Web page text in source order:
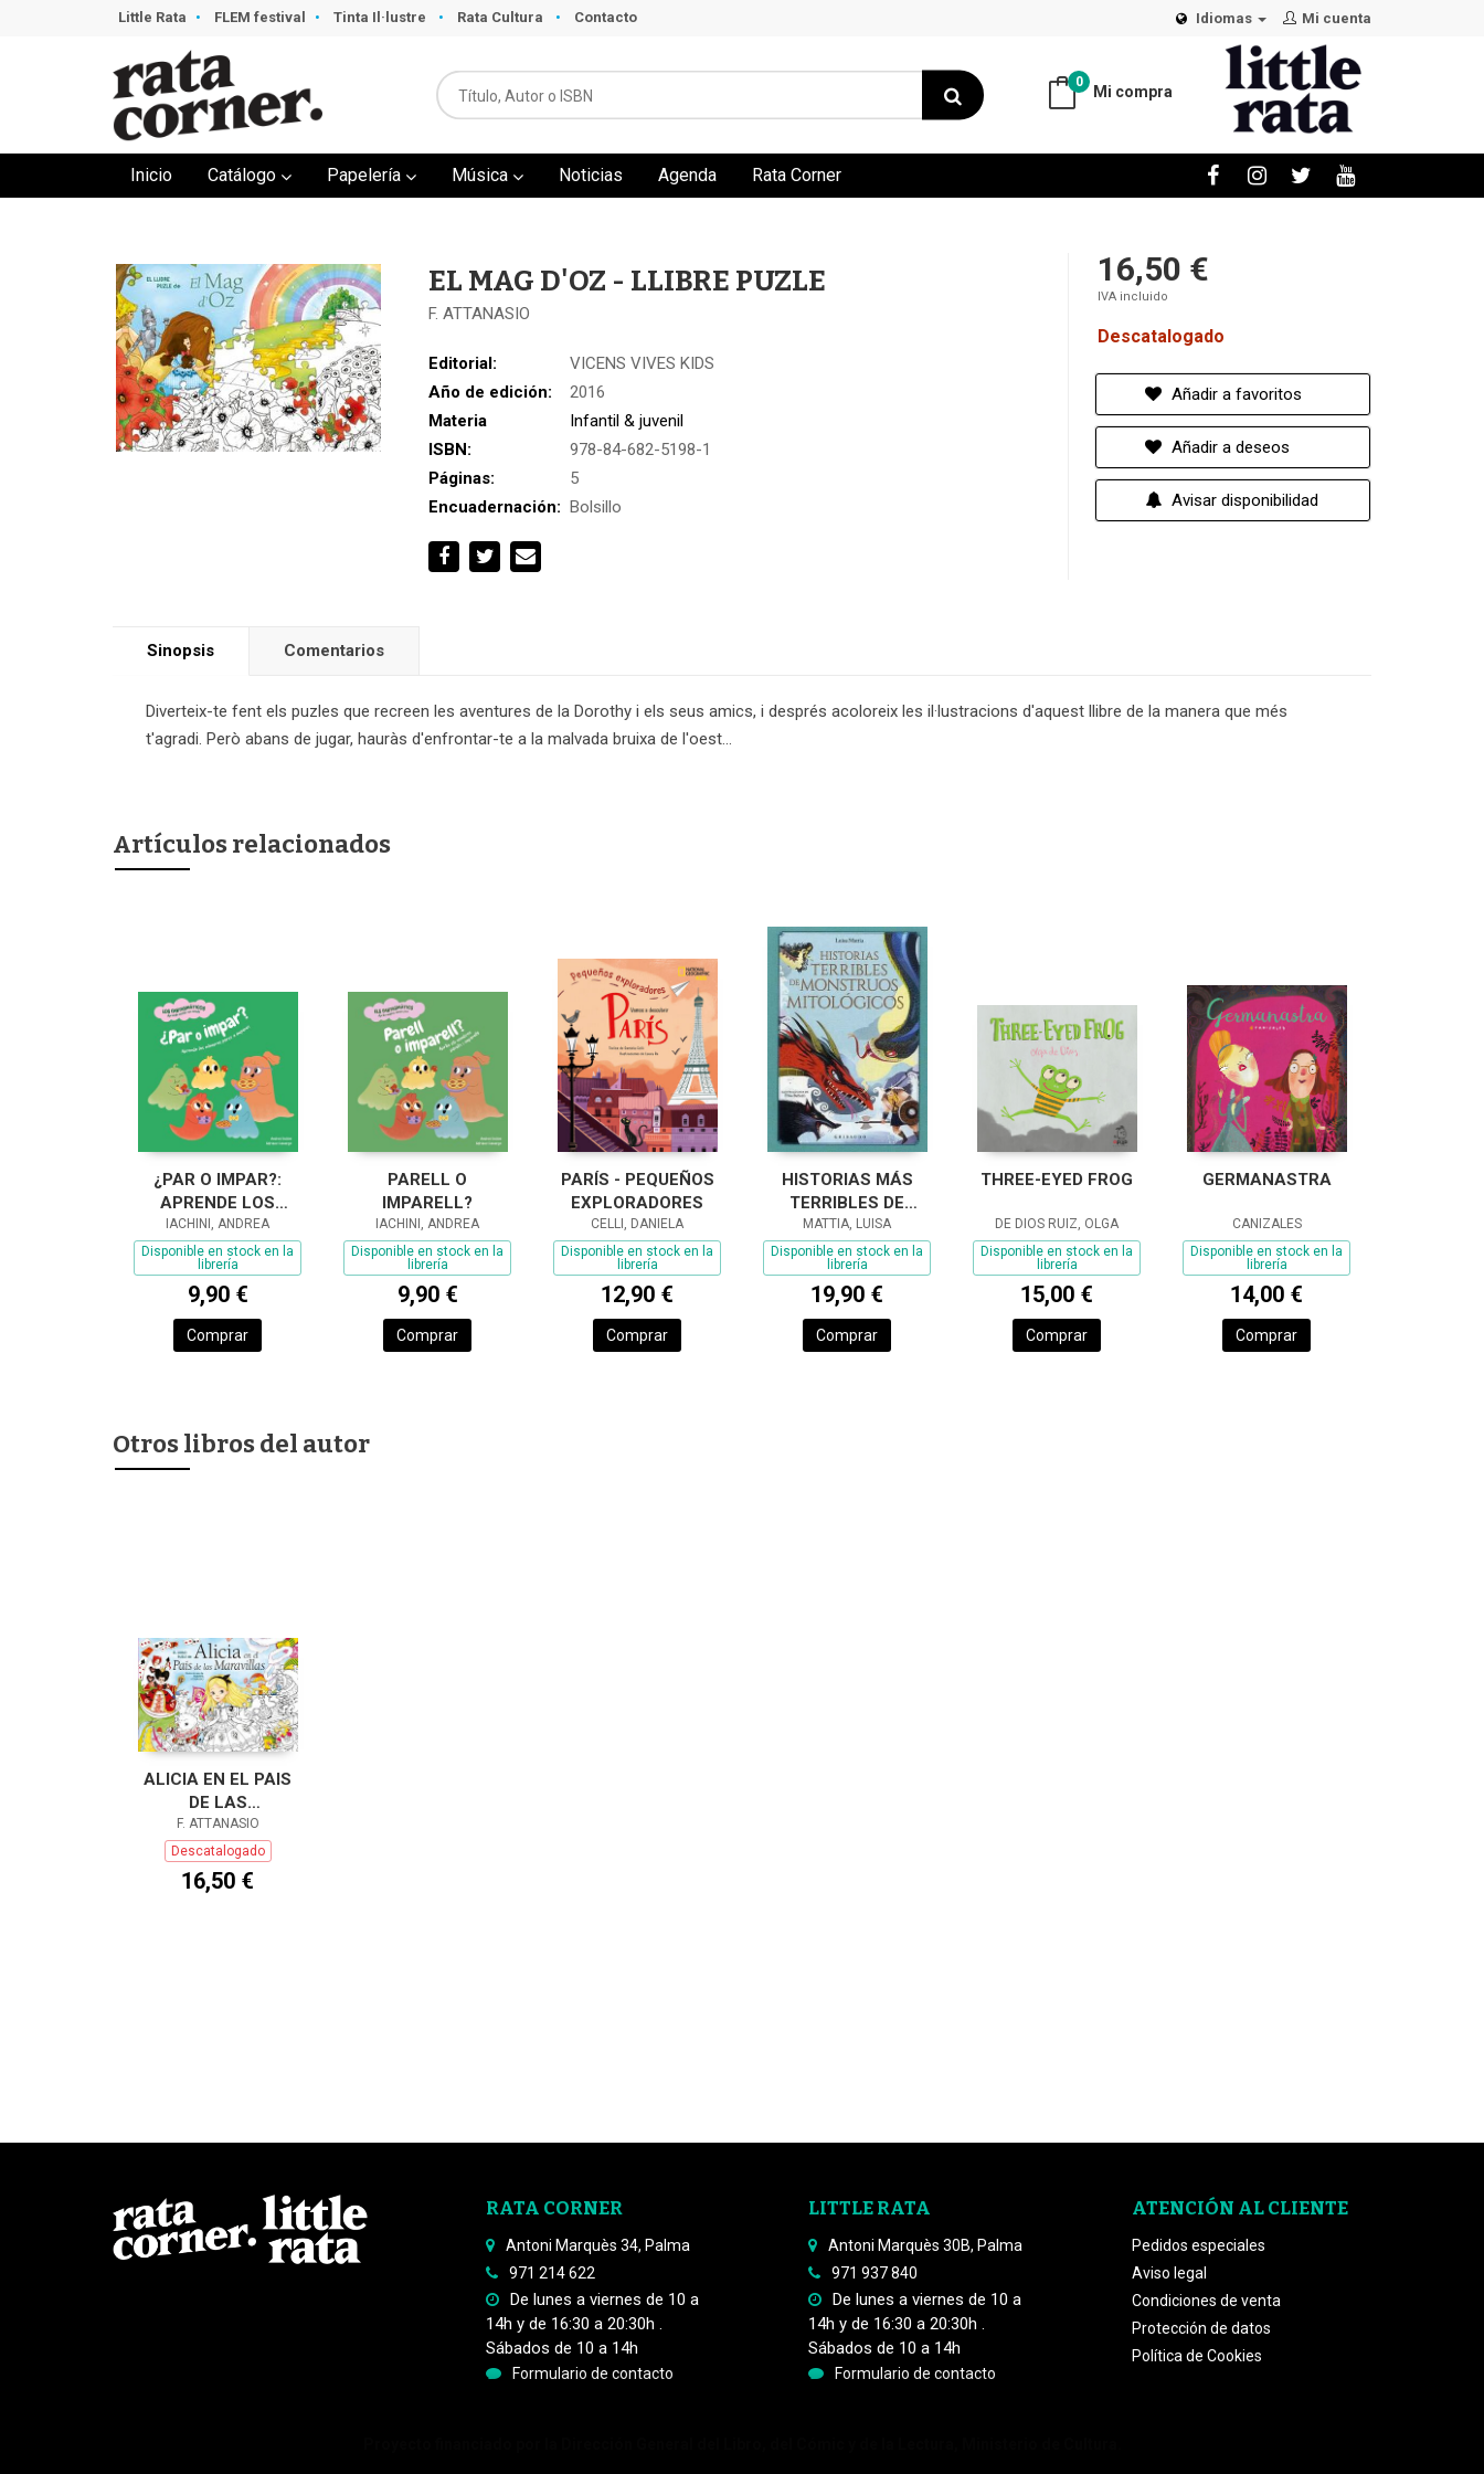
Mi cuenta
Idiomas
Little Rata FLEM festival Tinta Il·lustre Rata Cultura Contacto
Mi compra
0
Inicio Catálogo Papelería Música Noticias Agenda Rata Corner
EL MAG D'OZ - LLIBRE PUZLE
F. ATTANASIO
Editorial:
VICENS VIVES KIDS
Año de edición:
2016
Materia
Infantil & juvenil
ISBN:
978-84-682-5198-1
Páginas:
5
Encuadernación: Bolsillo
16,50 €
IVA incluido
Descatalogado
Añadir a favoritos
Añadir a deseos
Avisar disponibilidad
Sinopsis Comentarios
Diverteix-te fent els puzles que recreen les aventures de la Dorothy i els seus amics, i després acoloreix les il·lustracions d'aquest llibre de la manera que més
t'agradi. Però abans de jugar, hauràs d'enfrontar-te a la malvada bruixa de l'oest...
Artículos relacionados
¿PAR O IMPAR?:
APRENDE LOS
NÚMEROS PARES E
IMPARES
IACHINI, ANDREA
Disponible en stock en la
librería
9,90 €
Comprar
PARELL O
IMPARELL?
IACHINI, ANDREA
Disponible en stock en la
librería
9,90 €
Comprar
PARÍS - PEQUEÑOS
EXPLORADORES
CELLI, DANIELA
Disponible en stock en la
librería
12,90 €
Comprar
HISTORIAS MÁS
TERRIBLES DE
MONSTRUOS
MITOLÓGICOS, LAS
MATTIA, LUISA
Disponible en stock en la
librería
19,90 €
Comprar
THREE-EYED FROG
DE DIOS RUIZ, OLGA
Disponible en stock en la
librería
15,00 €
Comprar
GERMANASTRA
CANIZALES
Disponible en stock en la
librería
14,00 €
Comprar
Otros libros del autor
ALICIA EN EL PAIS
DE LAS
MARAVILLAS -
LIBRO PUZLE
F. ATTANASIO
Descatalogado
16,50 €
RATA CORNER
Antoni Marquès 34, Palma
971 214 622
De lunes a viernes de 10 a
14h y de 16:30 a 20:30h .
Sábados de 10 a 14h
Formulario de contacto
LITTLE RATA
Antoni Marquès 30B, Palma
971 937 840
De lunes a viernes de 10 a
14h y de 16:30 a 20:30h .
Sábados de 10 a 14h
Formulario de contacto
ATENCIÓN AL CLIENTE
Pedidos especiales
Aviso legal
Condiciones de venta
Protección de datos
Política de Cookies